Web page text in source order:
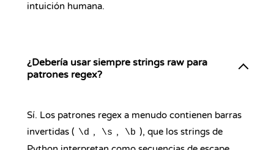
intuición humana.
¿Debería usar siempre strings raw para
patrones regex?
Sí. Los patrones regex a menudo contienen barras
invertidas ( \d , \s , \b ), que los strings de